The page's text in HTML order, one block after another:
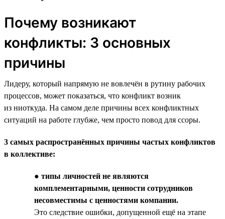
Почему возникают
конфликты: 3 основных
причины
Лидеру, который напрямую не вовлечён в рутину рабочих
процессов, может показаться, что конфликт возник
из ниоткуда. На самом деле причины всех конфликтных
ситуаций на работе глубже, чем просто повод для ссоры.
3 самых распространённых причины частых конфликтов
в коллективе:
● типы личностей не являются
комплементарными, ценности сотрудников
несовместимы с ценностями компании.
Это следствие ошибки, допущенной ещё на этапе